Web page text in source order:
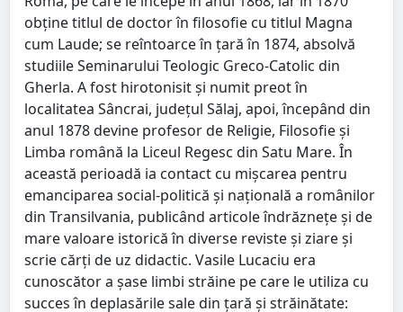
obţine titlul de doctor în filosofie cu titlul Magna
cum Laude; se reîntoarce în ţară în 1874, absolvă
studiile Seminarului Teologic Greco-Catolic din
Gherla. A fost hirotonisit şi numit preot în
localitatea Sâncrai, judeţul Sălaj, apoi, începând din
anul 1878 devine profesor de Religie, Filosofie şi
Limba română la Liceul Regesc din Satu Mare. În
această perioadă ia contact cu mişcarea pentru
emanciparea social-politică şi naţională a românilor
din Transilvania, publicând articole îndrăzneţe şi de
mare valoare istorică în diverse reviste şi ziare şi
scrie cărţi de uz didactic. Vasile Lucaciu era
cunoscător a şase limbi străine pe care le utiliza cu
succes în deplasările sale din ţară şi străinătate: